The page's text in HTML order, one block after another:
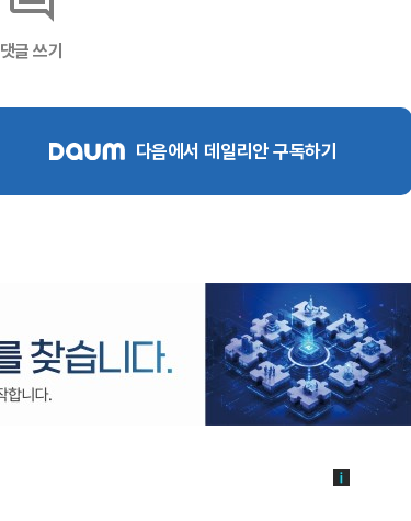
댓글 쓰기
다음에서 데일리안 구독하기